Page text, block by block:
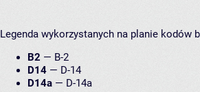
Legenda wykorzystanych na planie kodów
B2 — B-2
D14 — D-14
D14a — D-14a